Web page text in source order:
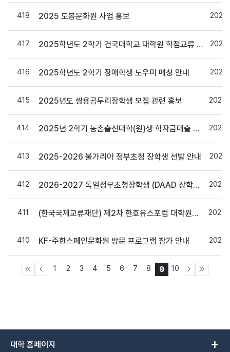
418 2025 도봉문화원 사업 홍보
417 2025학년도 2학기 건국대학교 대학원 학점교류 수강자 추천 안내
416 2025학년도 2학기 장애학생 도우미 매칭 안내
415 2025년도 쌍용곰두리장학생 모집 관련 홍보
414 2025년 2학기 농촌출신대학(원)생 학자금대출 시행계획 통보
413 2025-2026 불가리아 정부초청 장학생 선발 안내
412 2026-2027 독일정부초청장학생 (DAAD 장학생) 선발 안내
411 (한국국제교류재단) 제2차 한호유스포럼 대학원생 참가자 모집
410 KF-주한스페인문화원 방문 프로그램 참가 안내
1 2 3 4 5 6 7 8 9 10
대학 홈페이지 add